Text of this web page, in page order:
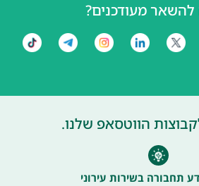
להשאר מעודכנים?
הווטסאפ שלנו.
תחבורה בשירות עירוני